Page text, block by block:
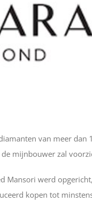
van meer
mijnbouwer zal
Mansori werd
kopen tot